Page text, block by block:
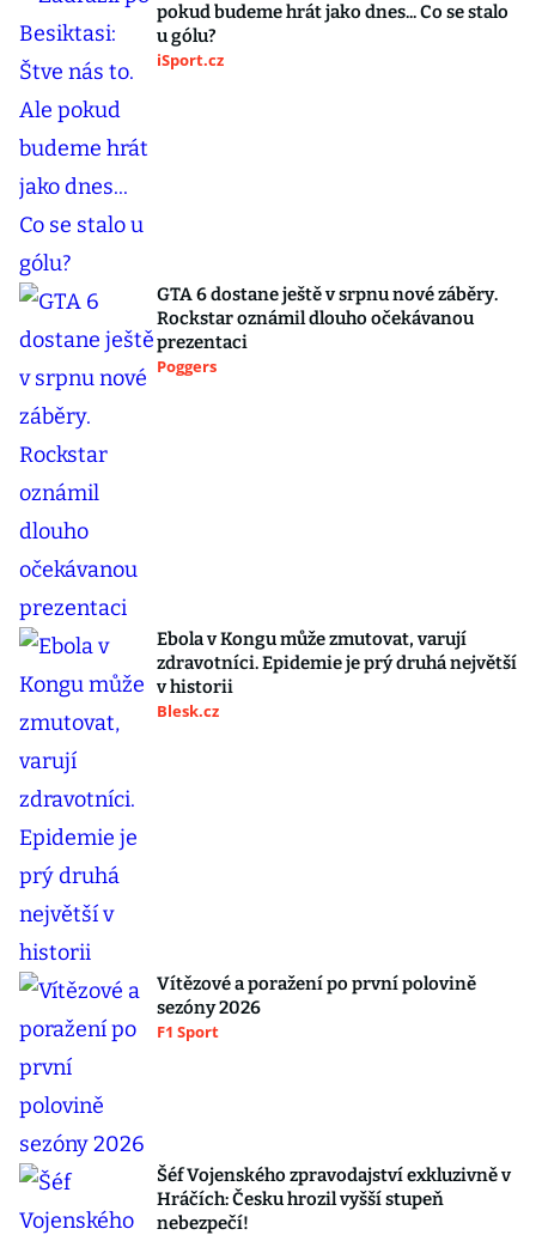
pokud budeme hrát jako dnes... Co se stalo
u gólu?
iSport.cz
GTA 6 dostane ještě v srpnu nové záběry.
Rockstar oznámil dlouho očekávanou
prezentaci
Poggers
Ebola v Kongu může zmutovat, varují
zdravotníci. Epidemie je prý druhá největší
v historii
Blesk.cz
Vítězové a poražení po první polovině
sezóny 2026
F1 Sport
Šéf Vojenského zpravodajství exkluzivně v
Hráčích: Česku hrozil vyšší stupeň
nebezpečí!